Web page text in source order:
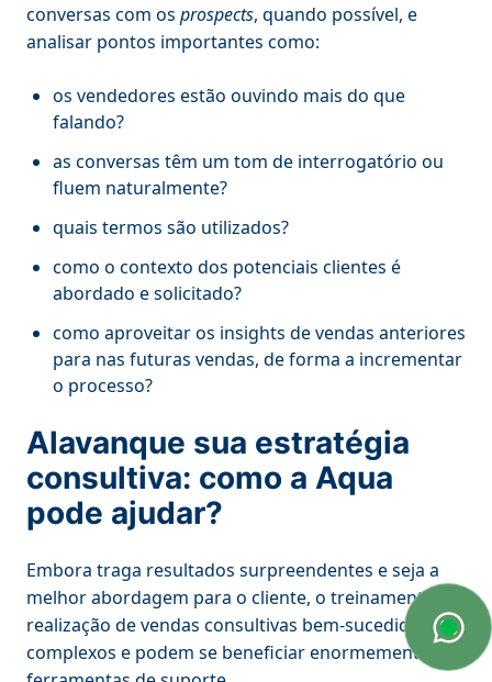
conversas com os prospects, quando possível, e
analisar pontos importantes como:
os vendedores estão ouvindo mais do que
falando?
as conversas têm um tom de interrogatório ou
fluem naturalmente?
quais termos são utilizados?
como o contexto dos potenciais clientes é
abordado e solicitado?
como aproveitar os insights de vendas anteriores
para nas futuras vendas, de forma a incrementar
o processo?
Alavanque sua estratégia
consultiva: como a Aqua
pode ajudar?
Embora traga resultados surpreendentes e seja a
melhor abordagem para o cliente, o treinamento e a
realização de vendas consultivas bem-sucedidas são
complexos e podem se beneficiar enormemente de